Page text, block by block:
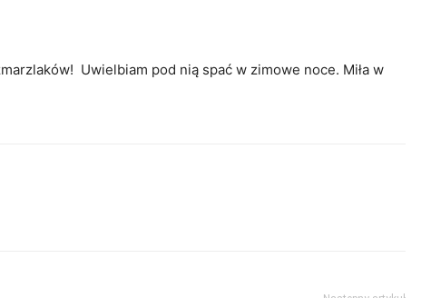
Uwielbiam pod nią spać w zimowe noce. Miła w